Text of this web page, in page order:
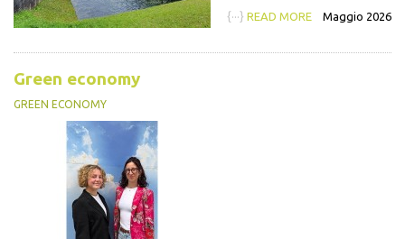
{···} READ MORE Maggio 2026
Green economy
GREEN ECONOMY